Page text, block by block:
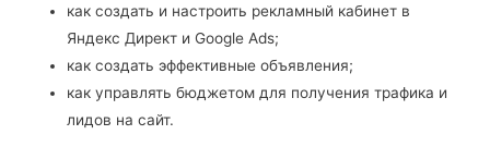
как создать и настроить рекламный кабинет в
Яндекс Директ и Google Ads;
как создать эффективные объявления;
как управлять бюджетом для получения трафика и
лидов на сайт.